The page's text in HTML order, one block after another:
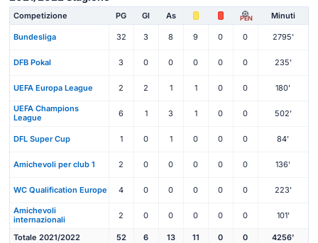
Competizione PG Gl As PEN Minuti
Bundesliga 32 3 8 9 0 0 2795'
DFB Pokal 3 0 0 0 0 0 235'
UEFA Europa League 2 2 1 1 0 0 180'
UEFA Champions
League
6 1 3 1 0 0 502'
DFL Super Cup 1 0 1 0 0 0 84'
Amichevoli per club 1 2 0 0 0 0 0 136'
WC Qualification Europe 4 0 0 0 0 0 223'
Amichevoli
internazionali
2 0 0 0 0 0 101'
Totale 2021/2022 52 6 13 11 0 0 4256'